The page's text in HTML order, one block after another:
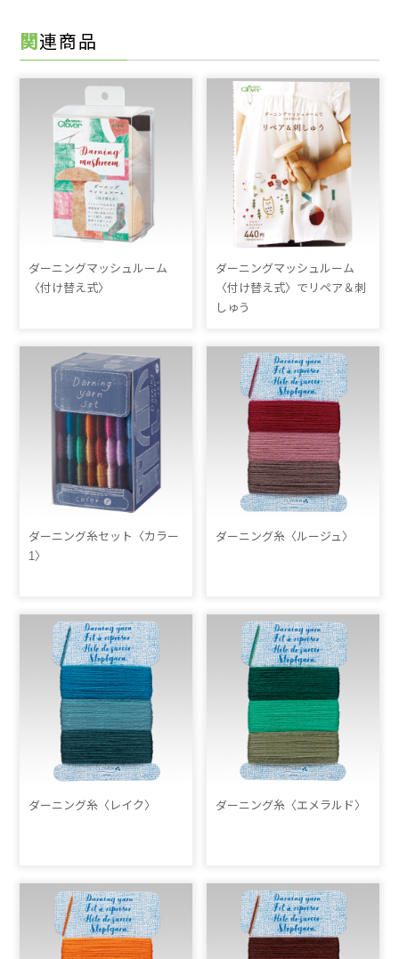
関連商品
ダーニングマッシュルーム
〈付け替え式〉
ダーニングマッシュルーム
〈付け替え式〉でリペア＆刺
しゅう
ダーニング糸セット〈カラー
1〉
ダーニング糸〈ルージュ〉
ダーニング糸〈レイク〉 ダーニング糸〈エメラルド〉